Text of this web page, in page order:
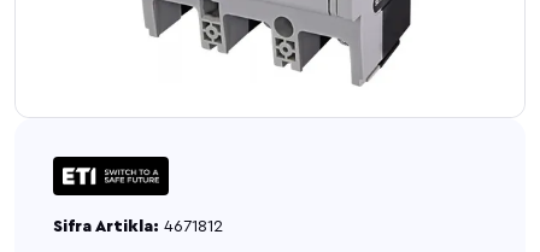
Sifra Artikla: 4671812